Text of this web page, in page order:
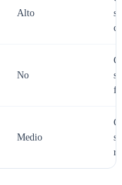
Alto
No
Medio